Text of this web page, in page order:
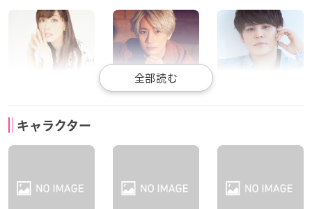
雪小路野ばら
キャラクター